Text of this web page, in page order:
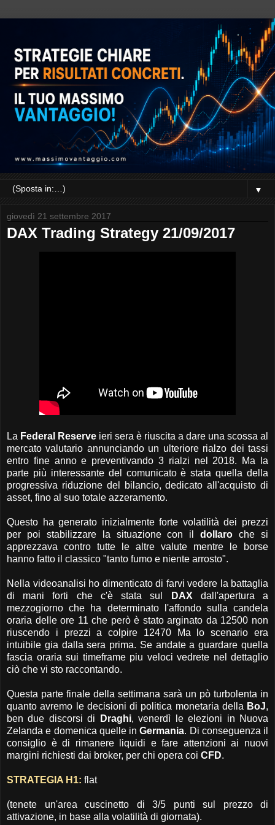
▼
giovedì 21 settembre 2017
DAX Trading Strategy 21/09/2017
La Federal Reserve ieri sera è riuscita a dare una scossa al
mercato valutario annunciando un ulteriore rialzo dei tassi
entro fine anno e preventivando 3 rialzi nel 2018. Ma la
parte più interessante del comunicato è stata quella della
progressiva riduzione del bilancio, dedicato all'acquisto di
asset, fino al suo totale azzeramento.
Questo ha generato inizialmente forte volatilità dei prezzi
per poi stabilizzare la situazione con ildollaroche si
apprezzava contro tutte le altre valute mentre le borse
hanno fatto il classico "tanto fumo e niente arrosto".
Nella videoanalisi ho dimenticato di farvi vedere la battaglia
di mani forti che c'è stata sul
DAX dall'apertura a
mezzogiorno che ha determinato l'affondo sulla candela
oraria delle ore 11 che però è stato arginato da 12500 non
riuscendo i prezzi a colpire 12470 Ma lo scenario era
intuibile gia dalla sera prima. Se andate a guardare quella
fascia oraria sui timeframe piu veloci vedrete nel dettaglio
ciò che vi sto raccontando.
Questa parte finale della settimana sarà un pò turbolenta in
quanto avremo le decisioni di politica monetaria della BoJ,
ben due discorsi di
Draghi, venerdì le elezioni in Nuova
Zelanda e domenica quelle inGermania. Di conseguenza il
consiglio è di rimanere liquidi e fare attenzioni ai nuovi
margini richiesti dai broker, per chi opera coi CFD.
STRATEGIA H1: flat
(tenete un'area cuscinetto di 3/5 punti sul prezzo di
attivazione, in base alla volatilità di giornata).